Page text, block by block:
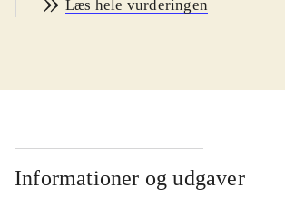
aldersgruppen er 8 år.
Spillene har fået en makeover i flot
eventyrverden til at træde ny og
spændende frem. Man er
teenagedrengen Lloyd. Med på sine
Læs hele vurderingen
Informationer og udgaver